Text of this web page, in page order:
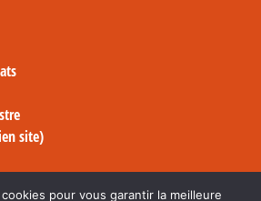
site)
pour vous garantir la meilleure